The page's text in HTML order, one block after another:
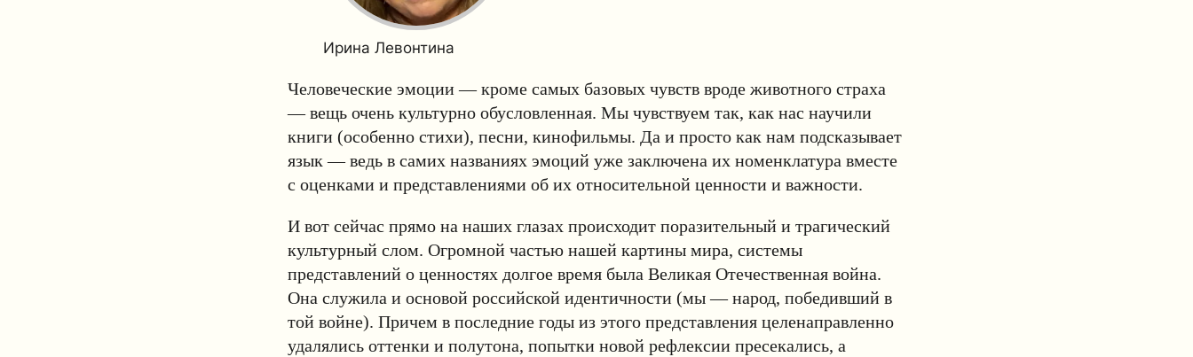
Ирина Левонтина
Человеческие эмоции — кроме самых базовых чувств вроде животного страха
— вещь очень культурно обусловленная. Мы чувствуем так, как нас научили
книги (особенно стихи), песни, кинофильмы. Да и просто как нам подсказывает
язык — ведь в самих названиях эмоций уже заключена их номенклатура вместе
с оценками и представлениями об их относительной ценности и важности.
И вот сейчас прямо на наших глазах происходит поразительный и трагический
культурный слом. Огромной частью нашей картины мира, системы
представлений о ценностях долгое время была Великая Отечественная война.
Она служила и основой российской идентичности (мы — народ, победивший в
той войне). Причем в последние годы из этого представления целенаправленно
удалялись оттенки и полутона, попытки новой рефлексии пресекались, а